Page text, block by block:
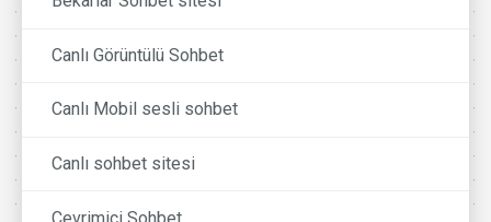
Canlı Görüntülü Sohbet
Canlı Mobil sesli sohbet
Canlı sohbet sitesi
Çevrimiçi Sohbet